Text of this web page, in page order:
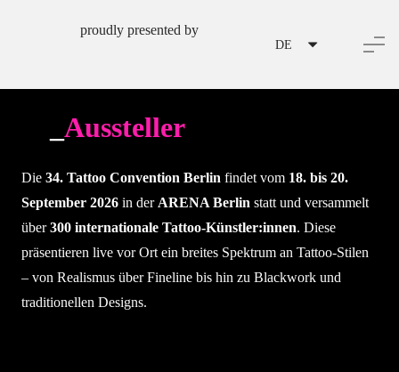
proudly presented by
DE
Aussteller
Die 34. Tattoo Convention Berlin findet vom 18. bis 20.
September 2026 in der ARENA Berlin statt und versammelt
über300 internationale Tattoo-Künstler:innen. Diese
präsentieren live vor Ort ein breites Spektrum an Tattoo-Stilen
– von Realismus über Fineline bis hin zu Blackwork und
traditionellen Designs.